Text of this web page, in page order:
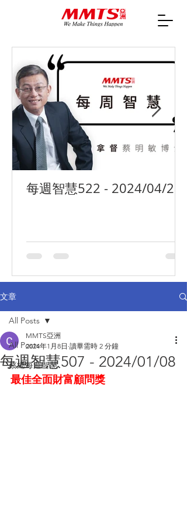
每週智慧522 - 2024/04/29
文章
All Posts
蔡總每週智慧
All Posts
每週智慧507 - 2024/01/08
MMTS亞洲
2024年1月8日 讀畢需時 2 分鐘
最佳全面財富顧問獎